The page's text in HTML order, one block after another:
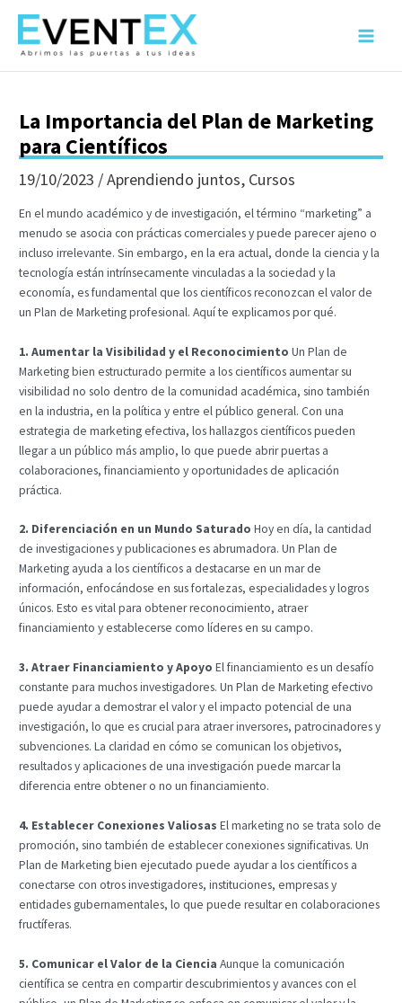
contenido
Main
La Importancia del Plan de Marketing
para Científicos
19/10/2023 /Aprendiendo juntos, Cursos
En el mundo académico y de investigación, el término “marketing” a
menudo se asocia con prácticas comerciales y puede parecer ajeno o
incluso irrelevante. Sin embargo, en la era actual, donde la ciencia y la
tecnología están intrínsecamente vinculadas a la sociedad y la
economía, es fundamental que los científicos reconozcan el valor de
un Plan de Marketing profesional. Aquí te explicamos por qué.
1. Aumentar la Visibilidad y el Reconocimiento Un Plan de
Marketing bien estructurado permite a los científicos aumentar su
visibilidad no solo dentro de la comunidad académica, sino también
en la industria, en la política y entre el público general. Con una
estrategia de marketing efectiva, los hallazgos científicos pueden
llegar a un público más amplio, lo que puede abrir puertas a
colaboraciones, financiamiento y oportunidades de aplicación
práctica.
2. Diferenciación en un Mundo Saturado Hoy en día, la cantidad
de investigaciones y publicaciones es abrumadora. Un Plan de
Marketing ayuda a los científicos a destacarse en un mar de
información, enfocándose en sus fortalezas, especialidades y logros
únicos. Esto es vital para obtener reconocimiento, atraer
financiamiento y establecerse como líderes en su campo.
3. Atraer Financiamiento y Apoyo El financiamiento es un desafío
constante para muchos investigadores. Un Plan de Marketing efectivo
puede ayudar a demostrar el valor y el impacto potencial de una
investigación, lo que es crucial para atraer inversores, patrocinadores y
subvenciones. La claridad en cómo se comunican los objetivos,
resultados y aplicaciones de una investigación puede marcar la
diferencia entre obtener o no un financiamiento.
4. Establecer Conexiones Valiosas El marketing no se trata solo de
promoción, sino también de establecer conexiones significativas. Un
Plan de Marketing bien ejecutado puede ayudar a los científicos a
conectarse con otros investigadores, instituciones, empresas y
entidades gubernamentales, lo que puede resultar en colaboraciones
fructíferas.
5. Comunicar el Valor de la Ciencia Aunque la comunicación
científica se centra en compartir descubrimientos y avances con el